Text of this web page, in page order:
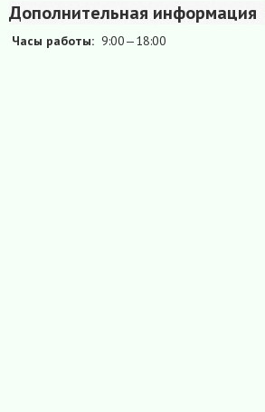
Дополнительная информация
Часы работы: 9:00—18:00